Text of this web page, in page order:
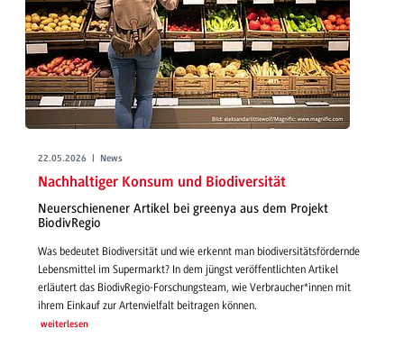
22.05.2026 | News
Nachhaltiger Konsum und Biodiversität
Neuerschienener Artikel bei greenya aus dem Projekt
BiodivRegio
Was bedeutet Biodiversität und wie erkennt man biodiversitätsfördernde
Lebensmittel im Supermarkt? In dem jüngst veröffentlichten Artikel
erläutert das BiodivRegio-Forschungsteam, wie Verbraucher*innen mit
ihrem Einkauf zur Artenvielfalt beitragen können.
weiterlesen